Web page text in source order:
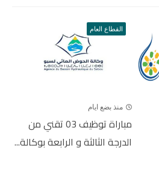
القطاع العام
منذ بضع ايام
مباراة توظيف 03 تقني من
الدرجة الثالثة و الرابعة بوكالة...